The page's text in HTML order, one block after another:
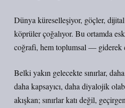
Dünya küreselleşiyor, göçler,
köprüler çoğalıyor. Bu ortamda
coğrafi, hem toplumsal — giderek
Belki yakın gelecekte sınırlar,
daha kapsayıcı, daha diyalojik
akışkan; sınırlar katı değil,